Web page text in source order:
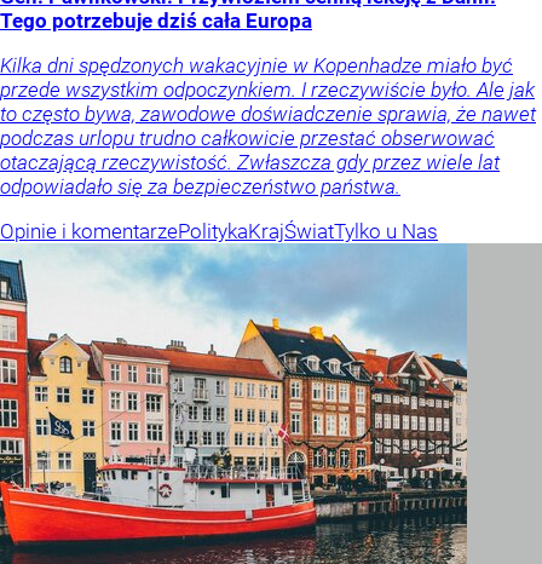
Tego potrzebuje dziś cała Europa
Kilka dni spędzonych wakacyjnie w Kopenhadze miało być
przede wszystkim odpoczynkiem. I rzeczywiście było. Ale jak
to często bywa, zawodowe doświadczenie sprawia, że nawet
podczas urlopu trudno całkowicie przestać obserwować
otaczającą rzeczywistość. Zwłaszcza gdy przez wiele lat
odpowiadało się za bezpieczeństwo państwa.
Opinie i komentarzePolitykaKrajŚwiatTylko u Nas